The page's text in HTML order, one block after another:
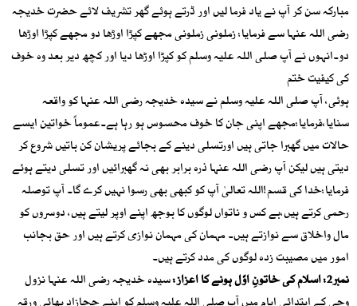
مبارکہ سن کر آپ نے یاد فرما لیں اور ڈرتے ہوئے گھر تشریف لائے حضرت خدیجہ
رضی اللہ عنہا سے فرمایا: زملونی زملونی مجھے کپڑا اوڑھا دو مجھے کپڑا اوڑھا
دو۔انہوں نے آپ صلی اللہ علیہ وسلم کو کپڑا اوڑھا دیا اور کچھ دیر بعد وہ خوف
کی کیفیت ختم
ہوئی، آپ صلی اللہ علیہ وسلم نے سیدہ خدیجہ رضی اللہ عنہا کو واقعہ
سنایا،فرمایا:مجھے اپنی جان کا خوف محسوس ہو رہا ہے۔عموماً خواتین ایسے
حالات میں گھبرا جاتی ہیں اورتسلی دینے کے بجائے پریشان کن باتیں شروع کر
دیتی ہیں لیکن آپ رضی اللہ عنہا ذرہ برابر بھی نہ گھبرائیں اور تسلی دیتے ہوئے
فرمایا:خدا کی قسم!اللہ تعالیٰ آپ کو کبھی بھی رسوا نہیں کرے گا۔ آپ توصلہ
رحمی کرتے ہیں،بے کس و ناتواں لوگوں کا بوجھ اپنے اوپر لیتے ہیں، دوسروں کو
مال واخلاق سے نوازتے ہیں۔ مہمان کی مہمان نوازی کرتے ہیں اور حق بجانب
امور میں مصیبت زدہ لوگوں کی مدد کرتے ہیں۔
نمبر2: اسلام کی خاتونِ اوّل ہونے کا اعزاز:
سیدہ خدیجہ رضی اللہ عنہا نزول